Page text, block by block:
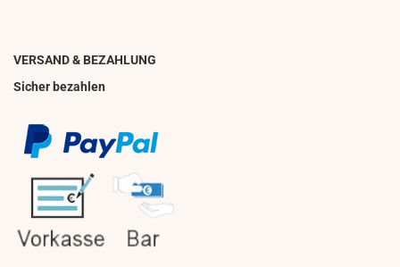
VERSAND & BEZAHLUNG
Sicher bezahlen